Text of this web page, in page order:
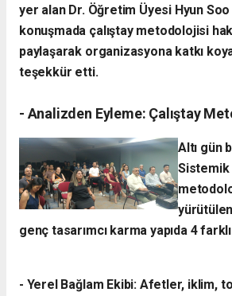
yer alan Dr. Öğretim Üyesi Hyun Soo
konuşmada çalıştay metodolojisi
paylaşarak organizasyona katkı
teşekkür etti.
- ​Analizden Eyleme: Çalıştay
​Altı gün
genç tasarımcı karma yapıda 4
- ​Yerel Bağlam Ekibi: Afetler, iklim,